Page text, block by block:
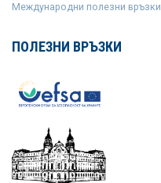
Международни полезни връзки
ПОЛЕЗНИ ВРЪЗКИ